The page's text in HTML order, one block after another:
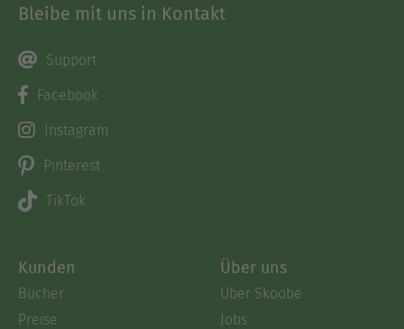
Bleibe mit uns in Kontakt
Support
Facebook
Instagram
Pinterest
TikTok
Kunden
Bücher
Preise
Über uns
Über Skoobe
Jobs